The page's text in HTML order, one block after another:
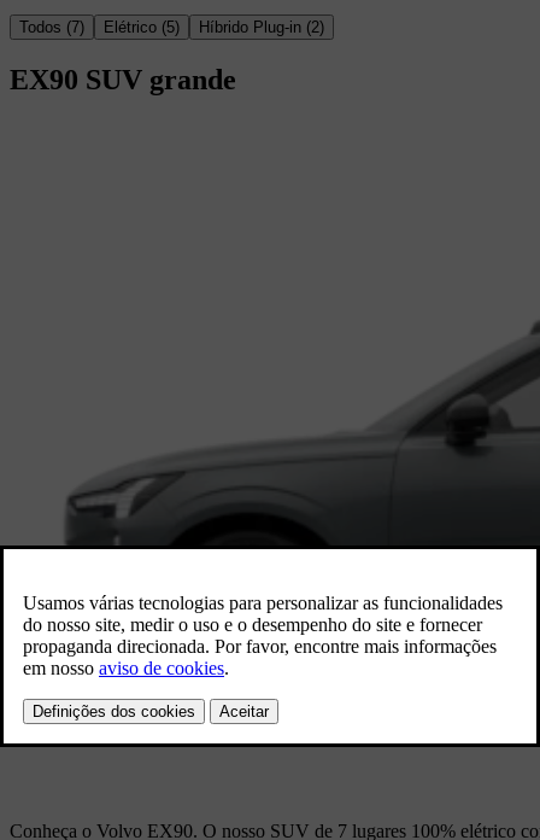
Todos (7) Elétrico (5) Híbrido Plug-in (2)
EX90 SUV grande
Conheça o Volvo EX90. O nosso SUV de 7 lugares 100% elétrico